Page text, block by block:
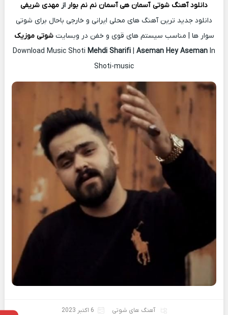
دانلود آهنگ شوتی آسمان هی آسمان نم نم بوار از مهدی شریفی
دانلود جدید ترین آهنگ های محلی ایرانی و خارجی باحال برای شوتی
سوار ها | مناسب سیستم های قوی و خفن در وبسایتشوتی موزیک
Download Music Shoti Mehdi Sharifi | Aseman Hey Aseman In
Shoti-music
آهنگ های شوتی 6 اکتبر 2023